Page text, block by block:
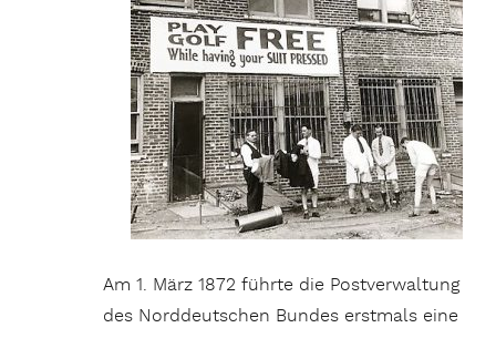
Am 1. März 1872 führte die Postverwaltung
des Norddeutschen Bundes erstmals eine